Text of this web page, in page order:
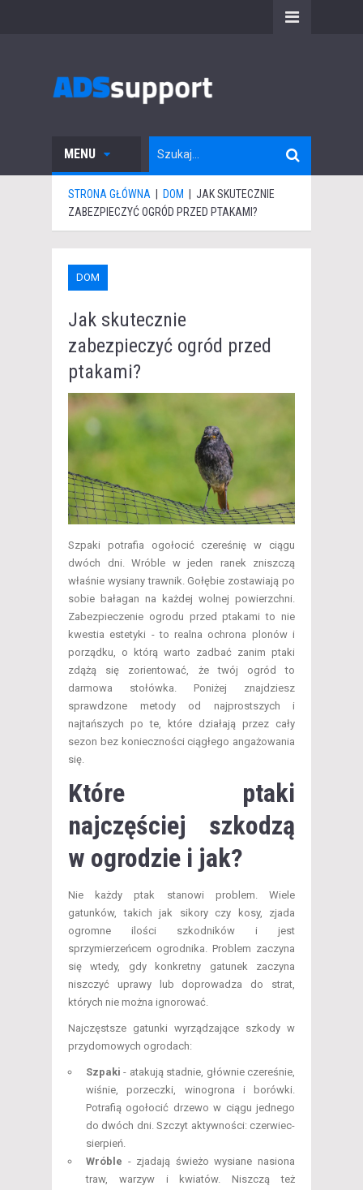
MENU
STRONA GŁÓWNA DOM
JAK SKUTECZNIE
ZABEZPIECZYĆ OGRÓD PRZED PTAKAMI?
DOM
Jak skutecznie
zabezpieczyć ogród przed
ptakami?
​Szpaki potrafia ogołocić czereśnię w ciągu
dwóch dni. Wróble w jeden ranek zniszczą
właśnie wysiany trawnik. Gołębie zostawiają po
sobie bałagan na każdej wolnej powierzchni.
Zabezpieczenie ogrodu przed ptakami to nie
kwestia estetyki - to realna ochrona plonów i
porządku, o którą warto zadbać zanim ptaki
zdążą się zorientować, że twój ogród to
darmowa stołówka. Poniżej znajdziesz
sprawdzone metody od najprostszych i
najtańszych po te, które działają przez cały
sezon bez konieczności ciągłego angażowania
się.
Które ptaki
najczęściej szkodzą
w ogrodzie i jak?
Nie każdy ptak stanowi problem. Wiele
gatunków, takich jak sikory czy kosy, zjada
ogromne ilości szkodników i jest
sprzymierzeńcem ogrodnika. Problem zaczyna
się wtedy, gdy konkretny gatunek zaczyna
niszczyć uprawy lub doprowadza do strat,
których nie można ignorować.
Najczęstsze gatunki wyrządzające szkody w
przydomowych ogrodach:
Szpaki - atakują stadnie, głównie czereśnie,
wiśnie, porzeczki, winogrona i borówki.
Potrafią ogołocić drzewo w ciągu jednego
do dwóch dni. Szczyt aktywności: czerwiec-
sierpień.
Wróble - zjadają świeżo wysiane nasiona
traw, warzyw i kwiatów. Niszczą też